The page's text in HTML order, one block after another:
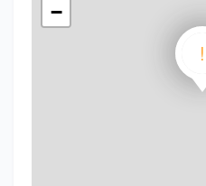
!
−